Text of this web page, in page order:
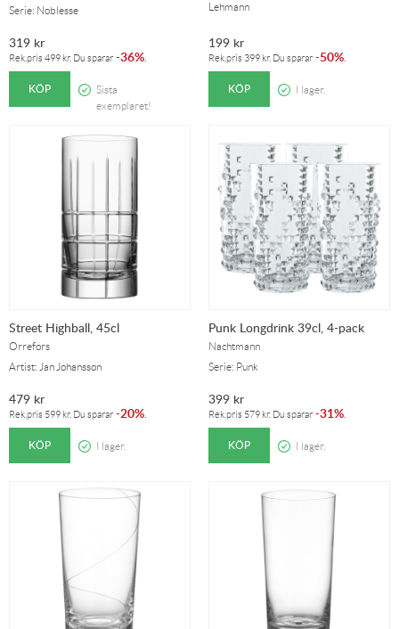
Serie: Noblesse
319 kr
Rek.pris 499 kr. Du sparar -36%.
KÖP
Sista
exemplaret!
Lehmann
199 kr
Rek.pris 399 kr. Du sparar -50%.
KÖP I lager.
Street Highball, 45cl
Orrefors
Artist: Jan Johansson
479 kr
Rek.pris 599 kr. Du sparar -20%.
KÖP I lager.
Punk Longdrink 39cl, 4-pack
Nachtmann
Serie: Punk
399 kr
Rek.pris 579 kr. Du sparar -31%.
KÖP I lager.